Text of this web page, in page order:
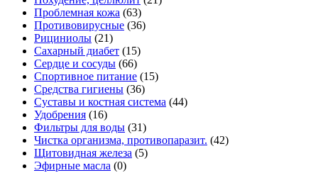
Проблемная кожа (63)
Противовирусные (36)
Рициниолы (21)
Сахарный диабет (15)
Сердце и сосуды (66)
Спортивное питание (15)
Средства гигиены (36)
Суставы и костная система (44)
Удобрения (16)
Фильтры для воды (31)
Чистка организма, противопаразит. (42)
Щитовидная железа (5)
Эфирные масла (0)